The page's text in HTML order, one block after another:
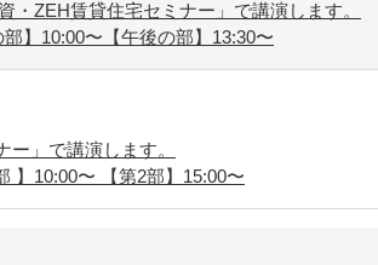
・ZEH賃貸住宅セミナー」で講演します。
】10:00〜【午後の部】13:30〜
」で講演します。
】10:00〜 【第2部】15:00〜